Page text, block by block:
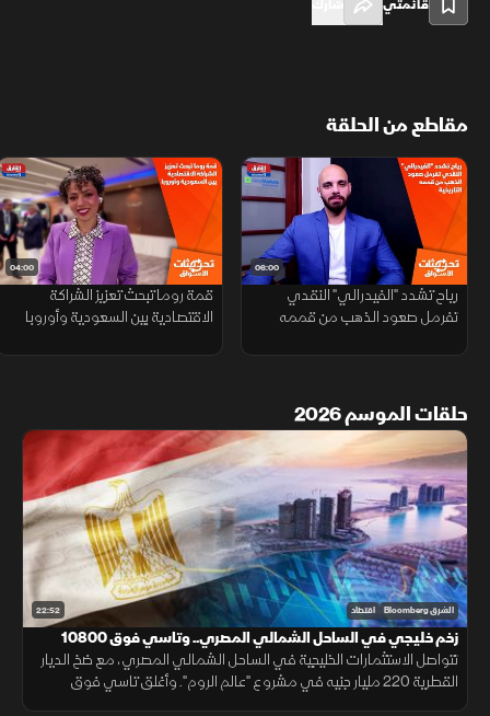
قائمتي
مقاطع من الحلقة
06:00
رياح تشدد "الفيدرالي" النقدي
تفرمل صعود الذهب من قممه
04:00
قمة روما تبحث تعزيز الشراكة
الاقتصادية بين السعودية وأوروبا
حلقات الموسم 2026
22:52 الشرق Bloomberg اقتصاد
زخم خليجي في الساحل الشمالي المصري.. وتاسي فوق 10800
نقطة
تتواصل الاستثمارات الخليجية في الساحل الشمالي المصري، مع ضخ الديار
القطرية 220 مليار جنيه في مشروع "عالم الروم". وأغلق تاسي فوق